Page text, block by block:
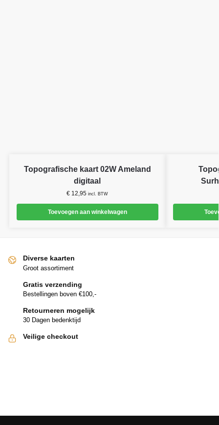
Topografische kaart 02W Ameland
digitaal
€ 12,95 incl. BTW
Toevoegen aan winkelwagen
Diverse kaarten
Groot assortiment
Gratis verzending
Bestellingen boven €100,-
Retourneren mogelijk
30 Dagen bedenktijd
Veilige checkout